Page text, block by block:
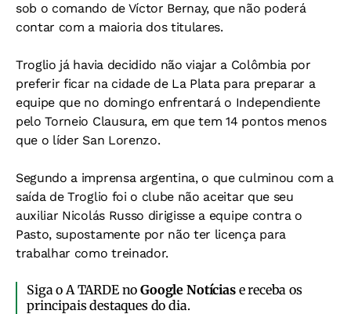
sob o comando de Víctor Bernay, que não poderá
contar com a maioria dos titulares.
Troglio já havia decidido não viajar a Colômbia por
preferir ficar na cidade de La Plata para preparar a
equipe que no domingo enfrentará o Independiente
pelo Torneio Clausura, em que tem 14 pontos menos
que o líder San Lorenzo.
Segundo a imprensa argentina, o que culminou com a
saída de Troglio foi o clube não aceitar que seu
auxiliar Nicolás Russo dirigisse a equipe contra o
Pasto, supostamente por não ter licença para
trabalhar como treinador.
Siga o A TARDE noGoogle Notíciase receba os
principais destaques do dia.